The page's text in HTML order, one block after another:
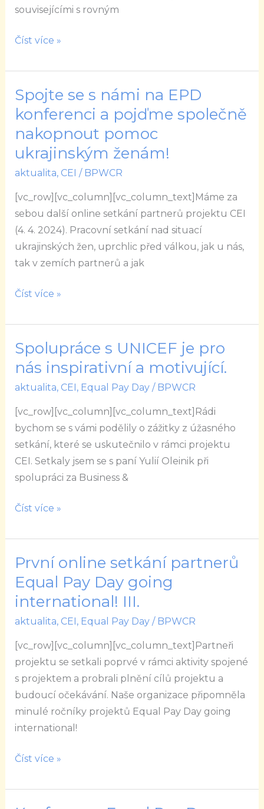
souvisejícími s rovným
Číst více »
Spojte se s námi na EPD
konferenci a pojďme společně
nakopnout pomoc
ukrajinským ženám!
aktualita, CEI / BPWCR
[vc_row][vc_column][vc_column_text]Máme za
sebou další online setkání partnerů projektu CEI
(4. 4. 2024). Pracovní setkání nad situací
ukrajinských žen, uprchlic před válkou, jak u nás,
tak v zemích partnerů a jak
Spojte
se
námi
na
EPD
konferenci
pojďme
společně
nakopnout
ukrajinským
Číst více »
Spolupráce s UNICEF je pro
nás inspirativní a motivující.
aktualita, CEI , Equal Pay Day/ BPWCR
[vc_row][vc_column][vc_column_text]Rádi
bychom se s vámi podělily o zážitky z úžasného
setkání, které se uskutečnilo v rámci projektu
CEI. Setkaly jsem se s paní Yulií Oleinik při
spolupráci za Business &
Spolupráce
s
pro
nás
inspirativní
a
motivující.
Číst více »
První online setkání partnerů
Equal Pay Day going
international! III.
aktualita, CEI , Equal Pay Day/ BPWCR
[vc_row][vc_column][vc_column_text]Partneři
projektu se setkali poprvé v rámci aktivity spojené
s projektem a probrali plnění cílů projektu a
budoucí očekávání. Naše organizace připomněla
minulé ročníky projektů Equal Pay Day going
international!
První
online
setkání
partnerů
Equal
Pay
Day
going
international!
III.
Číst více »